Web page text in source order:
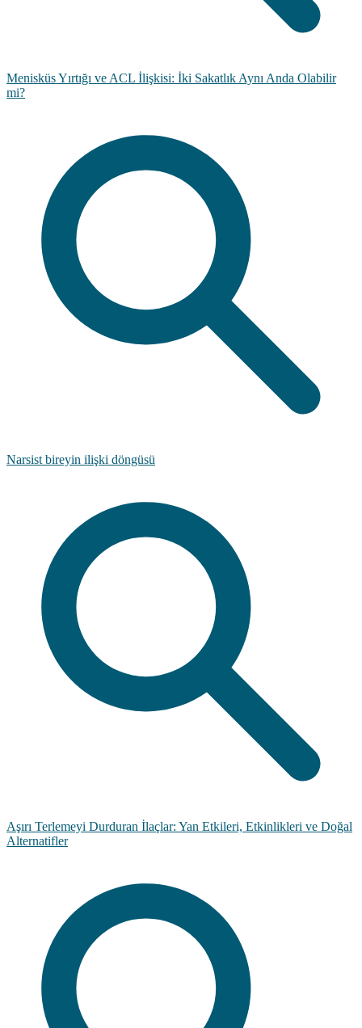
Menisküs Yırtığı ve ACL İlişkisi: İki Sakatlık Aynı Anda Olabilir
mi?
Narsist bireyin ilişki döngüsü
Aşırı Terlemeyi Durduran İlaçlar: Yan Etkileri, Etkinlikleri ve Doğal
Alternatifler